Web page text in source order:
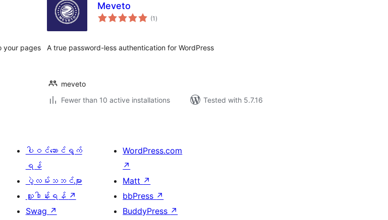
your pages
Meveto
(1 total
ratings
)
A true password-less authentication for WordPress
meveto
Fewer than 10 active installations
Tested with 5.7.16
ပါဝင်ဆောင်ရွက်
ရန်
ပွဲလမ်းသဘင်များ
လှူဒါန်းရန် ↗
Swag ↗
WordPress.com
↗
Matt ↗
bbPress ↗
BuddyPress ↗